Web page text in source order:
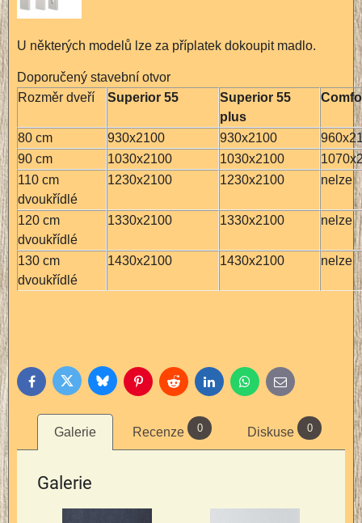
U některých modelů lze za příplatek dokoupit madlo.
Doporučený stavební otvor
Rozměr dveří
Superior 55
Superior 55
plus
80 cm 930x2100 930x2100
90 cm
1030x2100 1030x2100
110 cm
dvoukřídlé
1230x2100 1230x2100 nelze
120 cm
dvoukřídlé
1330x2100 1330x2100 nelze
130 cm
dvoukřídlé
1430x2100 1430x2100 nelze
FacebookTwitter BlueskyPinterestReddit LinkedInWhatsApp
E-
mail
Galerie Recenze 0 Diskuse 0
Galerie